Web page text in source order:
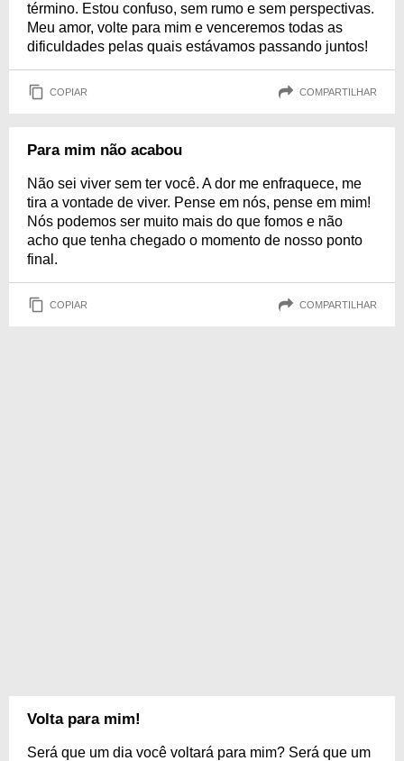
término. Estou confuso, sem rumo e sem perspectivas.
Meu amor, volte para mim e venceremos todas as
dificuldades pelas quais estávamos passando juntos!
COPIAR COMPARTILHAR
Para mim não acabou
Não sei viver sem ter você. A dor me enfraquece, me
tira a vontade de viver. Pense em nós, pense em mim!
Nós podemos ser muito mais do que fomos e não
acho que tenha chegado o momento de nosso ponto
final.
COPIAR COMPARTILHAR
Volta para mim!
Será que um dia você voltará para mim? Será que um